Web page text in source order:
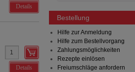
Details
Details
Bestellung
Hilfe zur Anmeldung
Hilfe zum Bestellvorgang
Zahlungsmöglichkeiten
Rezepte einlösen
Freiumschläge anfordern